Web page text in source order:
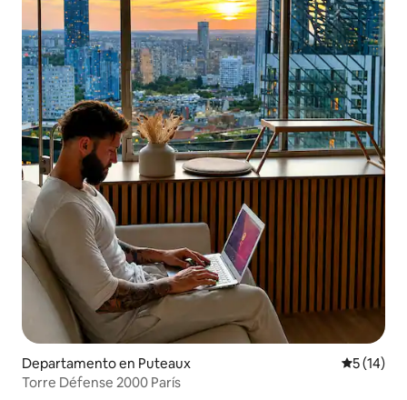
Departamento en Puteaux
5 (14)
Torre Défense 2000 París